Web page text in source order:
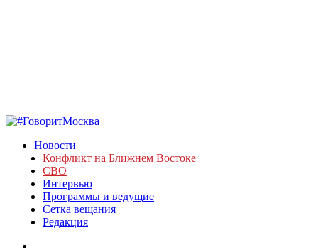
Новости
Конфликт на Ближнем Востоке
СВО
Интервью
Программы и ведущие
Сетка вещания
Редакция